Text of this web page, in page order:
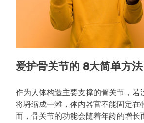
爱护骨关节的 8大简单方法
作为人体构造主要支撑的骨关节，若
将坍缩成一滩，体内器官不能固定在
而，骨关节的功能会随着年龄的增长